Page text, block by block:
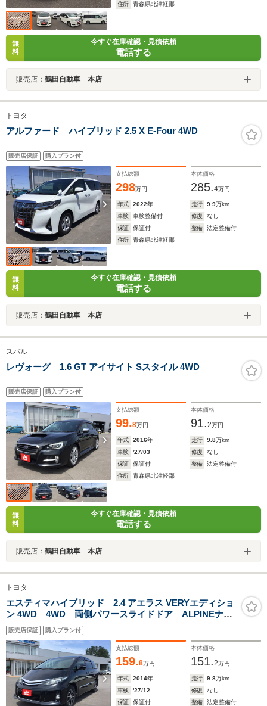
住所
青森県北津軽郡
無
料
今すぐ在庫確認・見積依頼
電話する
販売店： 鶴田自動車 本店
トヨタ
アルファード ハイブリッド 2.5 X E-Four 4WD
販売店保証 購入プラン付
支払総額
298万円
本体価格
285.4万円
年式 2022年 走行 9.9万km
車検
車検整備付 修復
なし
保証
保証付 整備
法定整備付
住所
青森県北津軽郡
無
料
今すぐ在庫確認・見積依頼
電話する
販売店： 鶴田自動車 本店
スバル
レヴォーグ 1.6 GT アイサイト Sスタイル 4WD
販売店保証 購入プラン付
支払総額
99.8万円
本体価格
91.2万円
年式 2016年 走行 9.8万km
車検
'27/03 修復
なし
保証
保証付 整備
法定整備付
住所
青森県北津軽郡
無
料
今すぐ在庫確認・見積依頼
電話する
販売店： 鶴田自動車 本店
トヨタ
エスティマハイブリッド 2.4 アエラス VERYエディショ
ン 4WD 4WD 両側パワースライドドア ALPINEナビ
TV フリップダウンモニター バックカメラ ETC シ
ートヒーター スマートキー 100V電源 3列シート 運
転席パワーシート
販売店保証 購入プラン付
支払総額
159.8万円
本体価格
151.2万円
年式 2014年 走行 9.8万km
車検
'27/12 修復
なし
保証
保証付 整備
法定整備付